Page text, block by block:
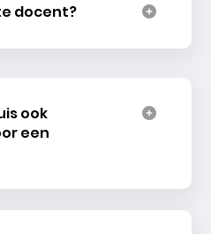
docent?
ook
een